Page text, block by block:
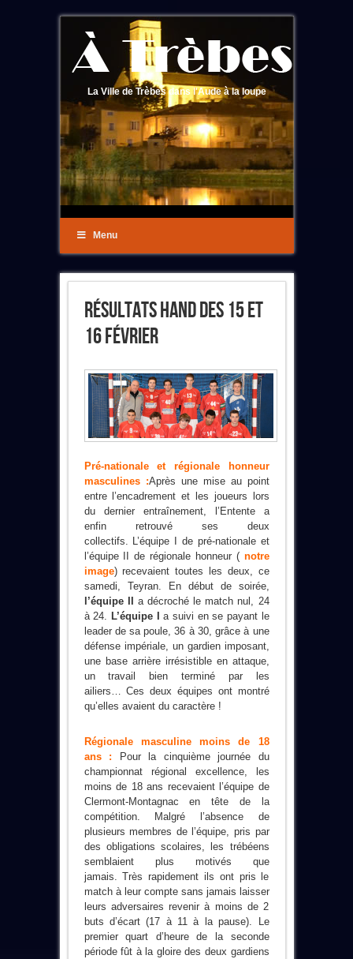
La Ville de Trèbes dans l'Aude à la loupe
Menu
Résultats Hand Des 15 Et
16 Février
Pré-nationale et régionale honneur
masculines :Après une mise au point
entre l’encadrement et les joueurs lors
du dernier entraînement, l’Entente a
enfin retrouvé ses deux
collectifs. L’équipe I de pré-nationale et
l’équipe II de régionale honneur ( notre
image) recevaient toutes les deux, ce
samedi, Teyran. En début de soirée,
l’équipe II a décroché le match nul, 24
à 24. L’équipe I a suivi en se payant le
leader de sa poule, 36 à 30, grâce à une
défense impériale, un gardien imposant,
une base arrière irrésistible en attaque,
un travail bien terminé par les
ailiers… Ces deux équipes ont montré
qu’elles avaient du caractère !
Régionale masculine moins de 18
ans :
Pour la cinquième journée du
championnat régional excellence, les
moins de 18 ans recevaient l’équipe de
Clermont-Montagnac en tête de la
compétition. Malgré l’absence de
plusieurs membres de l’équipe, pris par
des obligations scolaires, les trébéens
semblaient plus motivés que
jamais. Très rapidement ils ont pris le
match à leur compte sans jamais laisser
leurs adversaires revenir à moins de 2
buts d’écart (17 à 11 à la pause). Le
premier quart d’heure de la seconde
période fût à la gloire des deux gardiens